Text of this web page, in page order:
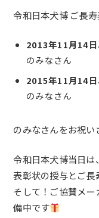
令和日本犬博 ご長寿
2013年11月14日
のみなさん
2015年11月14日
のみなさん
のみなさんをお祝い
令和日本犬博当日
表彰状の授与とご長
そして！ご協賛メ
備中です